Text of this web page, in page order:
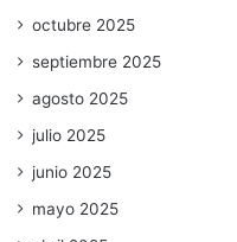
octubre 2025
septiembre 2025
agosto 2025
julio 2025
junio 2025
mayo 2025